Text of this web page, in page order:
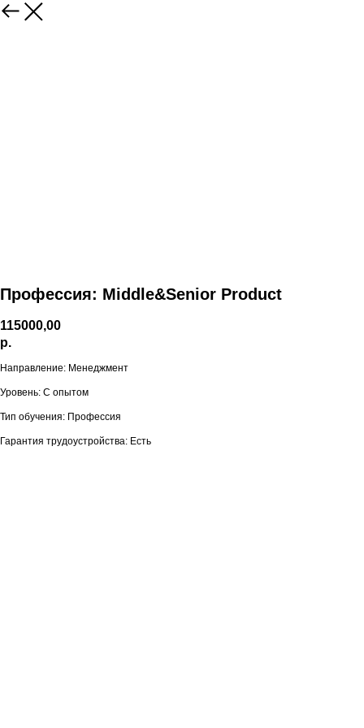
Профессия: Middle&Senior Product
115000,00
р.
Направление: Менеджмент
Уровень: С опытом
Тип обучения: Профессия
Гарантия трудоустройства: Есть